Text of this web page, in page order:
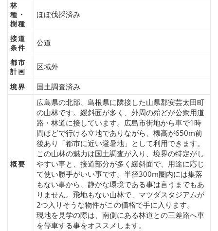
林
種・
樹種
ほぼ伐採済み
接道
条件
公道
都市
計画
区域外
境界 国土調査済み
概要
広島県の北部、島根県に隣接した山県郡安芸太田町
の山林です。緩斜面が多く、外周の殆どが公衆用道
路・林道に接しています。広島市街地から車で1時
間ほどで行ける立地でありながら、標高が650m前
後あり「都市に近い避暑地」として利用できます。
この山林の魅力は国土調査が入り、境界の特定がし
やすい事と、接道部分が多く緩斜面で、用途に応じ
て使い勝手がいい事です。半径300m圏内には集落
もない事から、静かな環境である事は言うまでもあ
りません。飛地もない山林で、マツダスタジアムが
2つ入りそうな物件がこの価格で手に入ります。
現地を見学の際は、南側にある林道との三差路へ車
を停車する事をオススメします。